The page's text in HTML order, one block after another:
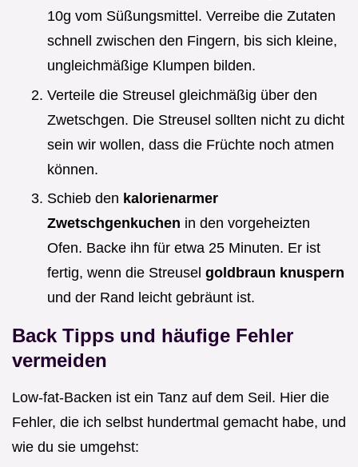
10g vom Süßungsmittel. Verreibe die Zutaten
schnell zwischen den Fingern, bis sich kleine,
ungleichmäßige Klumpen bilden.
Verteile die Streusel gleichmäßig über den
Zwetschgen. Die Streusel sollten nicht zu dicht
sein wir wollen, dass die Früchte noch atmen
können.
Schieb den kalorienarmer
Zwetschgenkuchen in den vorgeheizten
Ofen. Backe ihn für etwa 25 Minuten. Er ist
fertig, wenn die Streusel goldbraun knuspern
und der Rand leicht gebräunt ist.
Back Tipps und häufige Fehler
vermeiden
Low-fat-Backen ist ein Tanz auf dem Seil. Hier die
Fehler, die ich selbst hundertmal gemacht habe, und
wie du sie umgehst: